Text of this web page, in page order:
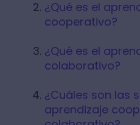
¿Qué es el
cooperativo?
¿Qué es el
colaborativo?
¿Cuáles son las
aprendizaje